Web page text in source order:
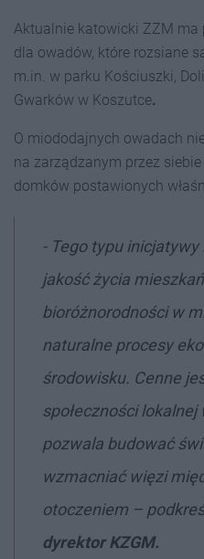
Aktualnie katowicki ZZM
dla owadów, które rozsiane
m.in. w parku Kościuszki,
Gwarków w Koszutce.
O miododajnych owadach
na zarządzanym przez
domków postawionych
- Tego typu
jakość życia
bioróżnorodności w
naturalne procesy
środowisku. Cenne
społeczności
pozwala budować
wzmacniać więzi
otoczeniem –
dyrektor KZGM.